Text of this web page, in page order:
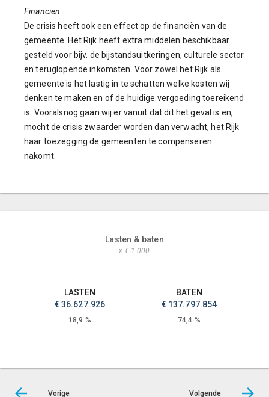
Financiën
De crisis heeft ook een effect op de financiën van de
gemeente. Het Rijk heeft extra middelen beschikbaar
gesteld voor bijv. de bijstandsuitkeringen, culturele sector
en teruglopende inkomsten. Voor zowel het Rijk als
gemeente is het lastig in te schatten welke kosten wij
denken te maken en of de huidige vergoeding toereikend
is. Vooralsnog gaan wij er vanuit dat dit het geval is en,
mocht de crisis zwaarder worden dan verwacht, het Rijk
haar toezegging de gemeenten te compenseren
nakomt.
Lasten & baten
x € 1.000
LASTEN
€ 36.627.926
18,9 %
BATEN
€ 137.797.854
74,4 %
Vorige Volgende